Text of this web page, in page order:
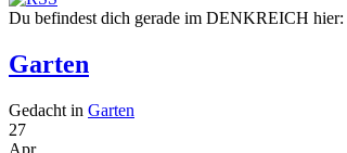
Du befindest dich gerade im DENKREICH hier:
Garten
Gedacht in Garten
27
Apr